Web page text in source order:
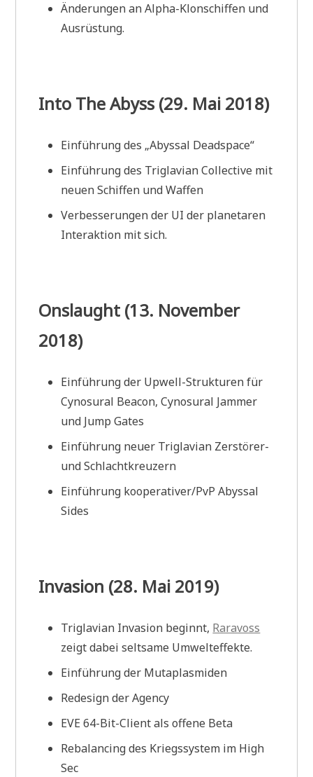
Änderungen an Alpha-Klonschiffen und
Ausrüstung.
Into The Abyss (29. Mai 2018)
Einführung des „Abyssal Deadspace“
Einführung des Triglavian Collective mit
neuen Schiffen und Waffen
Verbesserungen der UI der planetaren
Interaktion mit sich.
Onslaught (13. November
2018)
Einführung der Upwell-Strukturen für
Cynosural Beacon, Cynosural Jammer
und Jump Gates
Einführung neuer Triglavian Zerstörer-
und Schlachtkreuzern
Einführung kooperativer/PvP Abyssal
Sides
Invasion (28. Mai 2019)
Triglavian Invasion beginnt, Raravoss
zeigt dabei seltsame Umwelteffekte.
Einführung der Mutaplasmiden
Redesign der Agency
EVE 64-Bit-Client als offene Beta
Rebalancing des Kriegssystem im High
Sec